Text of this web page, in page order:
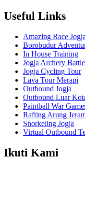
Useful Links
Amazing Race Jogja
Borobudur
In House Training
Jogja Archery Battle
Jogja Cycling Tour
Lava Tour Merapi
Outbound Jogja
Outbound Luar
Paintball War
Rafting Arung
Snorkeling Jogja
Virtual Outbound
Ikuti Kami